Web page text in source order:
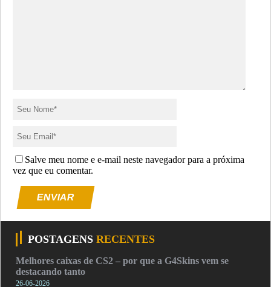
Salve meu nome e e-mail neste navegador para a próxima
vez que eu comentar.
ENVIAR
POSTAGENS RECENTES
Melhores caixas de CS2 – por que a G4Skins vem se
destacando tanto
26-06-2026